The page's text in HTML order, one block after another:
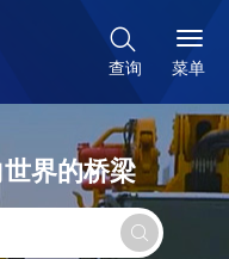

查询 菜单
界的桥梁
